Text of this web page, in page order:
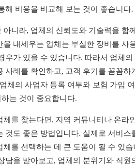
해 비용을 비교해 보는 것이 좋습니다.
니라, 업체의 신뢰도와 기술력을 함
내세우는 업체는 부실한 장비를 사
우가 있을 수 있습니다. 따라서 업체의
사례를 확인하고, 고객 후기를 꼼꼼하
체의 사업자 등록 여부와 보험 가입
는 것이 중요합니다.
를 찾는다면, 지역 커뮤니티나 온라
것도 좋은 방법입니다. 실제로 서비스
를 선택하는 데 큰 도움이 될 수 있습
담을 받아보고, 업체의 분위기와 직원